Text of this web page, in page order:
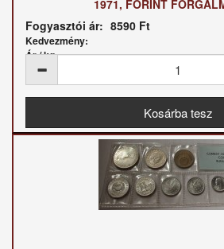
1971, FORINT
Fogyasztói ár: 8590 Ft
Kedvezmény:
Ár / kg: